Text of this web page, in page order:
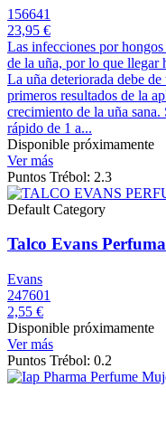
156641
23,95 €
Las infecciones por
de la uña, por lo que llegar
La uña deteriorada debe
primeros resultados de la
crecimiento de la uña
rápido de 1 a...
Disponible próximamente
Ver más
Puntos Trébol: 2.3
Default Category
Talco Evans
Evans
247601
2,55 €
Disponible próximamente
Ver más
Puntos Trébol: 0.2